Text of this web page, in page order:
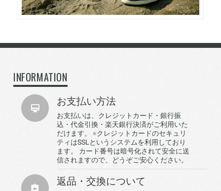
INFORMATION
お支払い方法
お支払いは、クレジットカード・銀行振
込・代金引換・楽天銀行決済がご利用いた
だけます。 ※クレジットカードのセキュリ
ティはSSLというシステムを利用しており
ます。 カード番号は暗号化されて安全に送
信されますので、どうぞご安心ください。
返品・交換について